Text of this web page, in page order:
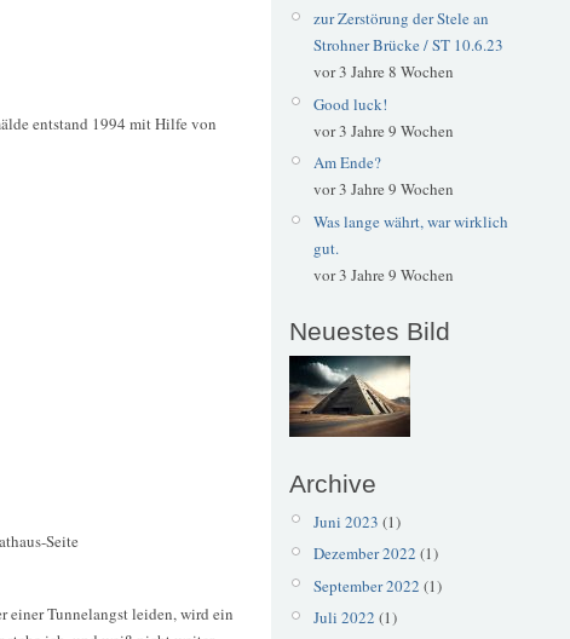
entstand 1994 mit Hilfe von
Seite
einer Tunnelangst leiden, wird ein
zur Zerstörung der Stele an
Strohner Brücke / ST 10.6.23
vor 3 Jahre 8 Wochen
Good luck!
vor 3 Jahre 9 Wochen
Am Ende?
vor 3 Jahre 9 Wochen
Was lange währt, war wirklich
gut.
vor 3 Jahre 9 Wochen
Neuestes Bild
Archive
Juni 2023 (1)
Dezember 2022 (1)
September 2022 (1)
Juli 2022 (1)